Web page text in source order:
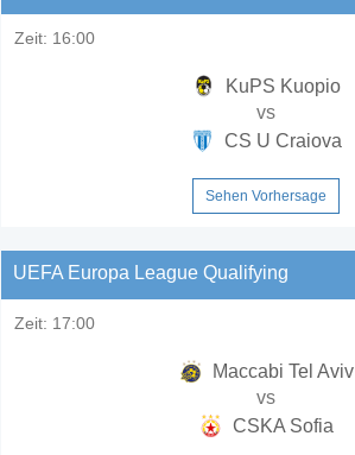
Zeit: 16:00
KuPS Kuopio
vs
CS U Craiova
Sehen Vorhersage
UEFA Europa League Qualifying
Zeit: 17:00
Maccabi Tel Aviv
vs
CSKA Sofia